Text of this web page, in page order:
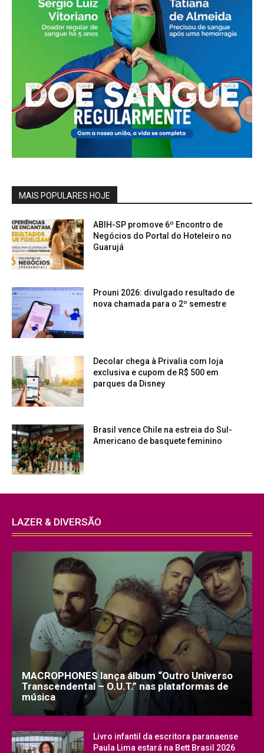
MAIS POPULARES HOJE
ABIH-SP promove 6º Encontro de
Negócios do Portal do Hoteleiro no
Guarujá
Prouni 2026: divulgado resultado de
nova chamada para o 2º semestre
Decolar chega à Privalia com loja
exclusiva e cupom de R$ 500 em
parques da Disney
Brasil vence Chile na estreia do Sul-
Americano de basquete feminino
LAZER & DIVERSÃO
MACROPHONES lança álbum “Outro Universo
Transcendental – O.U.T.” nas plataformas de
música
Livro infantil da escritora paranaense
Paula Lima estará na Bett Brasil 2026